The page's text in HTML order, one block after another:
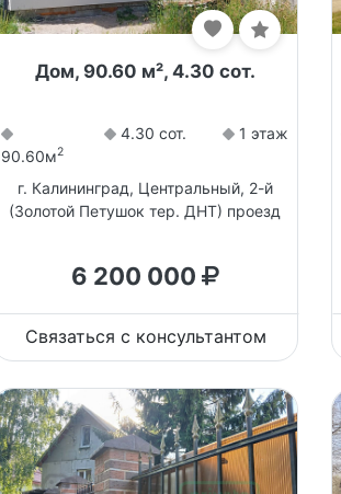
Дом, 90.60 м², 4.30 сот.
90.60м2
4.30 сот. 1 этаж
г. Калининград, Центральный, 2-й
(Золотой Петушок тер. ДНТ) проезд
6 200 000
Связаться с консультантом